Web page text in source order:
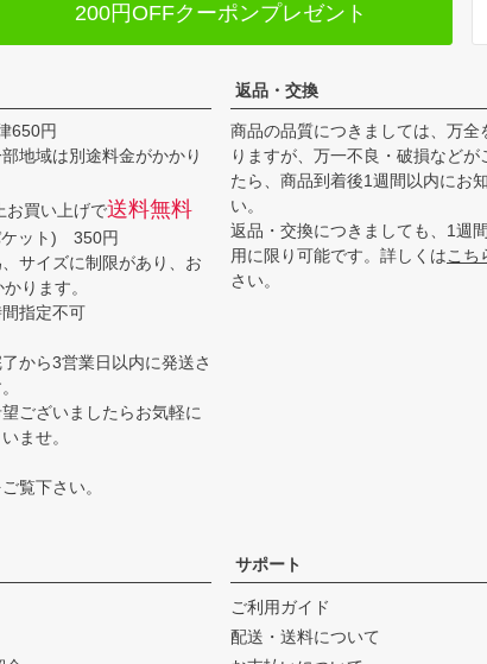
200円OFFクーポンプレゼント
650円
地域は別途料金がかかり
お買い上げで送料無料
ケット) 350円
サイズに制限があり、お
ります。
指定不可
から3営業日以内に発送さ
ございましたらお気軽に
ませ。
覧下さい。
返品・交換
商品の品質につきましては、万全
りますが、万一不良・破損などが
たら、商品到着後1週間以内にお
い。
返品・交換につきましても、1週
用に限り可能です。詳しくはこち
さい。
サポート
ご利用ガイド
配送・送料について